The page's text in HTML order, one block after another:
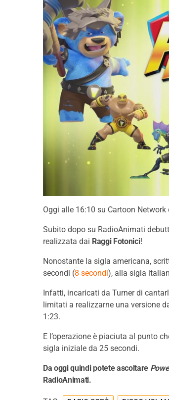
Oggi alle 16:10 su Cartoon
Subito dopo su RadioAnimati
realizzata dai Raggi Fotonici!
Nonostante la sigla americana,
secondi (8 secondi), alla sigla
Infatti, incaricati da Turner di
limitati a realizzarne una versione
1:23.
E l’operazione è piaciuta al punto
sigla iniziale da 25 secondi.
Da oggi quindi potete ascoltare
RadioAnimati.